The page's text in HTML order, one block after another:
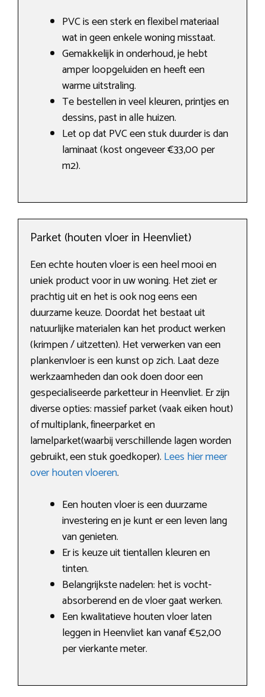
PVC is een sterk en flexibel materiaal
wat in geen enkele woning misstaat.
Gemakkelijk in onderhoud, je hebt
amper loopgeluiden en heeft een
warme uitstraling.
Te bestellen in veel kleuren, printjes en
dessins, past in alle huizen.
Let op dat PVC een stuk duurder is dan
laminaat (kost ongeveer €33,00 per
m2).
Parket (houten vloer in Heenvliet)
Een echte houten vloer is een heel mooi en
uniek product voor in uw woning. Het ziet er
prachtig uit en het is ook nog eens een
duurzame keuze. Doordat het bestaat uit
natuurlijke materialen kan het product werken
(krimpen / uitzetten). Het verwerken van een
plankenvloer is een kunst op zich. Laat deze
werkzaamheden dan ook doen door een
gespecialiseerde parketteur in Heenvliet. Er zijn
diverse opties: massief parket (vaak eiken hout)
of multiplank, fineerparket en
lamelparket(waarbij verschillende lagen worden
gebruikt, een stuk goedkoper). Lees hier meer
over houten vloeren.
Een houten vloer is een duurzame
investering en je kunt er een leven lang
van genieten.
Er is keuze uit tientallen kleuren en
tinten.
Belangrijkste nadelen: het is vocht-
absorberend en de vloer gaat werken.
Een kwalitatieve houten vloer laten
leggen in Heenvliet kan vanaf €52,00
per vierkante meter.